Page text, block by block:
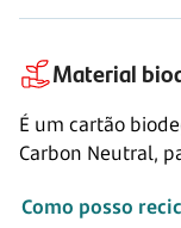
Material
É um cartão
Carbon Neutral,
Como posso